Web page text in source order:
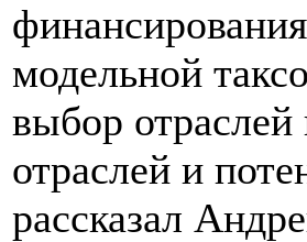
модельной
выбор
отраслей и
рассказал